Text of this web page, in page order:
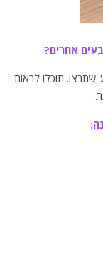
אחרים?
שתרצו. תוכלו לראות